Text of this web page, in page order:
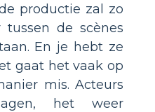
productie zal zo
de scènes
En je hebt ze
gaat het vaak op
mis. Acteurs
het weer